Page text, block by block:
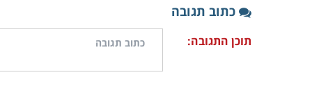
כתוב תגובה
תוכן התגובה: